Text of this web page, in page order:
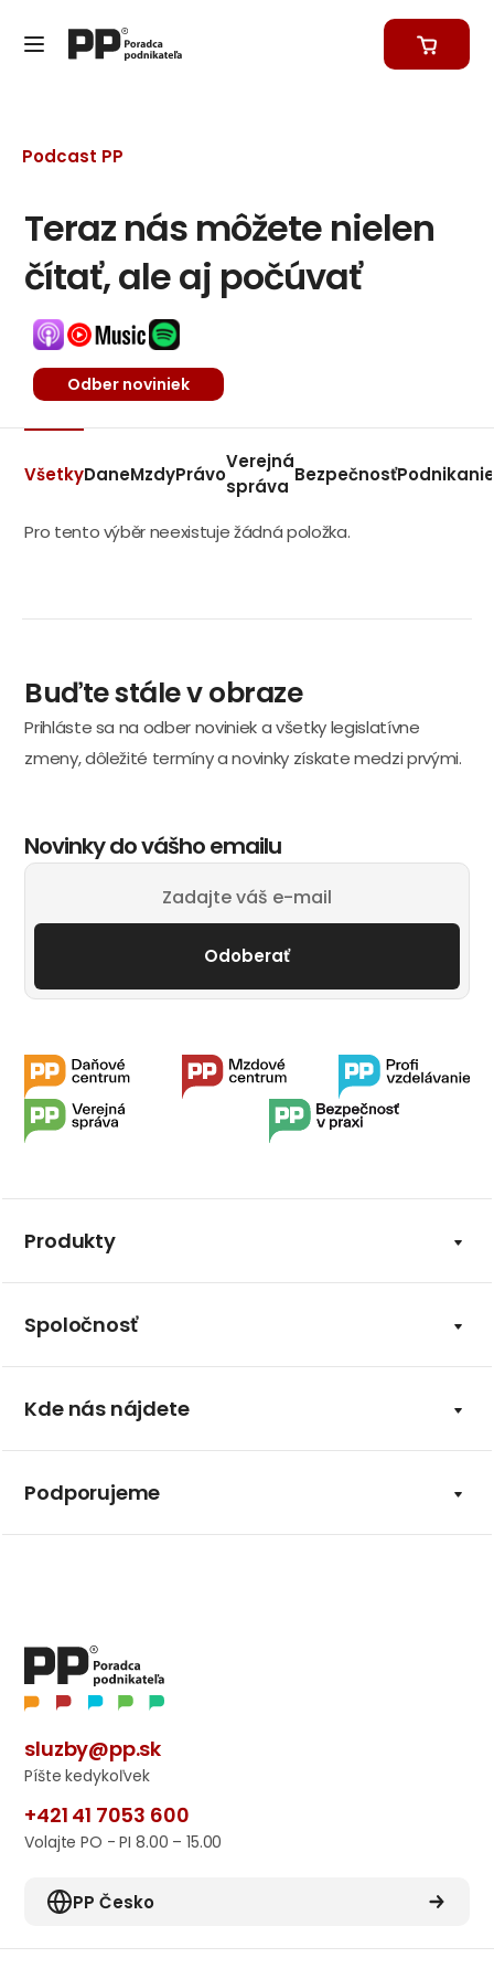
Podcast PP
Teraz nás môžete nielen
čítať, ale aj počúvať
Odber noviniek
VšetkyDaneMzdyPrávo
Verejná
správa
Bezpečnosť
Pro tento výběr neexistuje žádná položka.
Buďte stále v obraze
Prihláste sa na odber noviniek a všetky legislatívne
zmeny, dôležité termíny a novinky získate medzi prvými.
Novinky do vášho emailu
Odoberať
Produkty
Spoločnosť
Kde nás nájdete
Podporujeme
sluzby@pp.sk
Píšte kedykoľvek
+421 41 7053 600
Volajte PO - PI 8.00 – 15.00
PP Česko